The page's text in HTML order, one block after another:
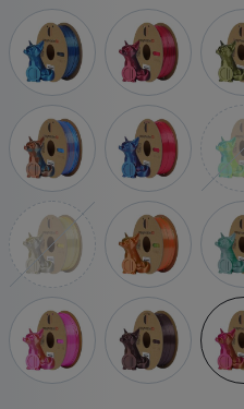
Kohokohdat
Duo-Silk teknologia
Silkkisen pehmeä rakenne
Korkealaatuinen PLA-pohja
Tarkka yksityiskohtien käsittely